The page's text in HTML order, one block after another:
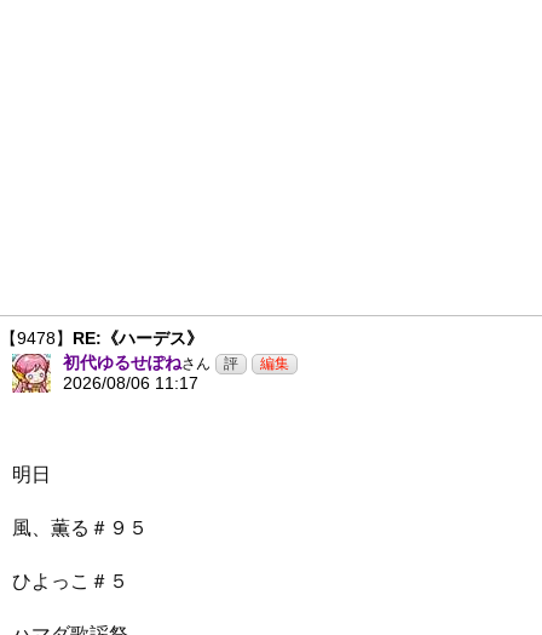
【9478】 RE:《ハーデス》
初代ゆるせぽねさん
2026/08/06 11:17
明日
風、薫る＃９５
ひよっこ＃５